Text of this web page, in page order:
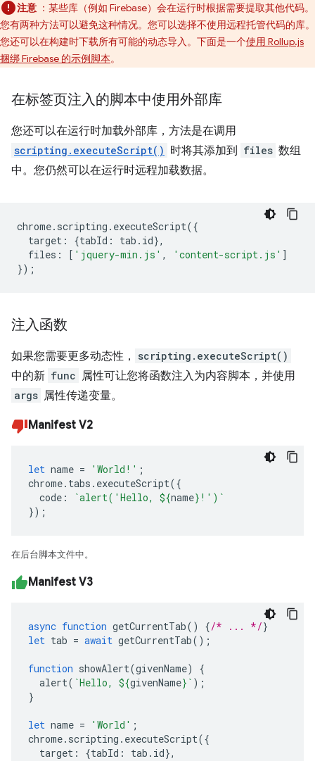
注意 ：某些库（例如 Firebase）会在运行时根据需要提取其他代码。
您有两种方法可以避免这种情况。您可以选择不使用远程托管代码的库。
您还可以在构建时下载所有可能的动态导入。下面是一个使用 Rollup.js
捆绑 Firebase 的示例脚本。
在标签页注入的脚本中使用外部库
您还可以在运行时加载外部库，方法是在调用
scripting.executeScript() 时将其添加到 files 数组
中。您仍然可以在运行时远程加载数据。
chrome. scripting . executeScript({
target : {tabId : tab . id},
files : [ 'jquery-min.js' , 'content-script.js' ]
});
注入函数
如果您需要更多动态性， scripting.executeScript()
中的新 func 属性可让您将函数注入为内容脚本，并使用
args 属性传递变量。
Manifest V2
let name = 'World!' ;
chrome. tabs . executeScript({
code : `alert('Hello, ${name} !')`
});
在后台脚本文件中。
Manifest V3
async function getCurrentTab() {/* ... */}
let tab = await getCurrentTab();
function showAlert(givenName)
{
alert( `Hello, ${givenName} ` );
}
let name = 'World' ;
chrome. scripting . executeScript({
target : {tabId : tab . id},